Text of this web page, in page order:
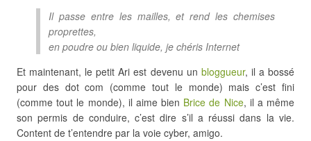
Il passe entre les mailles, et rend les chemises
proprettes,
en poudre ou bien liquide, je chéris Internet
Et maintenant, le petit Ari est devenu un bloggueur, il a bossé
pour des dot com (comme tout le monde) mais c’est fini
(comme tout le monde), il aime bien Brice de Nice, il a même
son permis de conduire, c’est dire s’il a réussi dans la vie.
Content de t’entendre par la voie cyber, amigo.